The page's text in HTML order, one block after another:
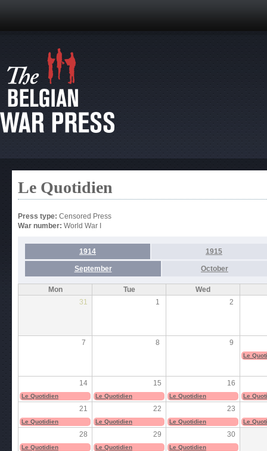
Le Quotidien
Press type: Censored Press
War number: World War I
1914 1915
September October
Mon Tue
Wed
31
1 2
7 8 9
Le
14 15 16
Le Quotidien Le Quotidien Le Quotidien Le
21 22 23
Le Quotidien Le Quotidien Le Quotidien Le
28 29 30
Le Quotidien Le Quotidien Le Quotidien